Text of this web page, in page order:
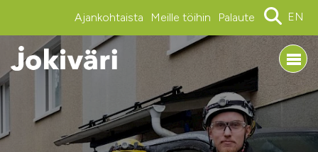
Ajankohtaista Meille töihin Palaute EN